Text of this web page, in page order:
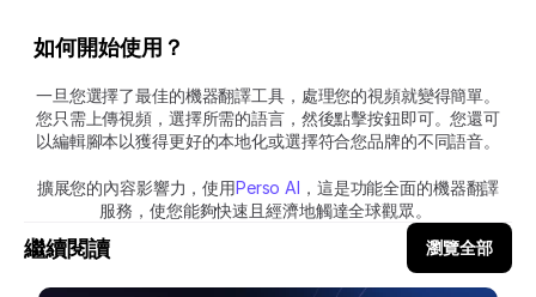
如何開始使用？
一旦您選擇了最佳的機器翻譯工具，處理您的視頻就變得簡單。
您只需上傳視頻，選擇所需的語言，然後點擊按鈕即可。您還可
以編輯腳本以獲得更好的本地化或選擇符合您品牌的不同語音。
擴展您的內容影響力，使用Perso AI ，這是功能全面的機器翻譯
服務，使您能夠快速且經濟地觸達全球觀眾。
繼續閱讀 瀏覽全部